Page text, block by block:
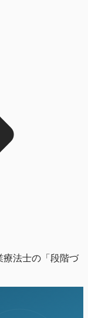
療法士の「段階づ